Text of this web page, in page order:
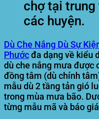
chợ tại trung
các huyện.
Dù Che Nắng Dù Sự
Phướcđa dạng về kiểu
dù che nắng mưa được
đồng tâm (dù chính
mẫu dù 2 tầng tản gió
trong mùa mưa bão.
từng mẫu mã và báo